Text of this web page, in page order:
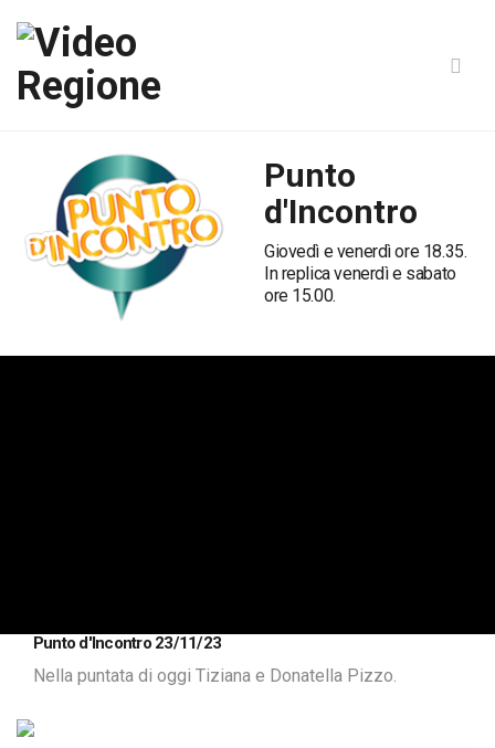
Punto
d'Incontro
Giovedì e venerdì ore 18.35.
In replica venerdì e sabato
ore 15.00.
Punto d'Incontro 23/11/23
Nella puntata di oggi Tiziana e Donatella Pizzo.